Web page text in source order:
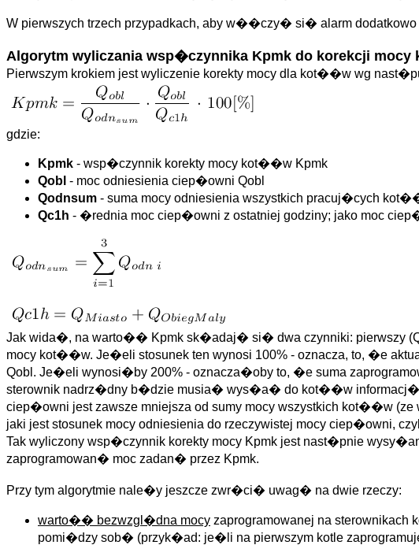
W pierwszych trzech przypadkach, aby w��czy� si� alarm
Algorytm wyliczania wsp�czynnika Kpmk do korekcji
Pierwszym krokiem jest wyliczenie korekty mocy dla kot��w wg
gdzie:
Kpmk - wsp�czynnik korekty mocy kot��w Kpmk
Qobl - moc odniesienia ciep�owni Qobl
Qodnsum - suma mocy odniesienia wszystkich pracuj�cych
Qc1h - �rednia moc ciep�owni z ostatniej godziny; jako moc
Jak wida�, na warto�� Kpmk sk�adaj� si� dwa czynniki: pierwszy
mocy kot��w. Je�eli stosunek ten wynosi 100% - oznacza, to, �e
Qobl. Je�eli wynosi�by 200% - oznacza�oby to, �e suma
sterownik nadrz�dny b�dzie musia� wys�a� do kot��w informacj�
ciep�owni jest zawsze mniejsza od sumy mocy wszystkich kot��w
jaki jest stosunek mocy odniesienia do rzeczywistej mocy ciep�owni,
Tak wyliczony wsp�czynnik korekty mocy Kpmk jest nast�pnie
zaprogramowan� moc zadan� przez Kpmk.
Przy tym algorytmie nale�y jeszcze zwr�ci� uwag� na dwie rzeczy:
warto�� bezwzgl�dna mocy zaprogramowanej na
pomi�dzy sob� (przyk�ad: je�li na pierwszym kotle